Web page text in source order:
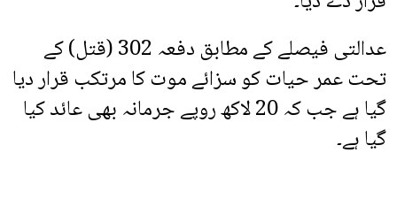
عدالتی فیصلے کے مطابق دفعہ 302 (قتل) کے
تحت عمر حیات کو سزائے موت کا مرتکب قرار دیا
گیا ہے جب کہ 20 لاکھ روپے جرمانہ بھی عائد کیا
گیا ہے۔